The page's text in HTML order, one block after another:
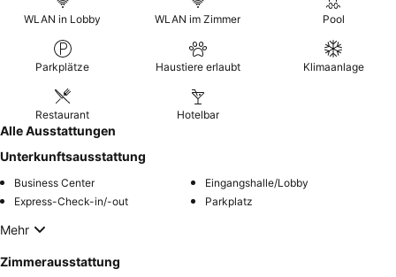
WLAN in Lobby WLAN im Zimmer Pool
Parkplätze Haustiere erlaubt Klimaanlage
Restaurant Hotelbar
Alle Ausstattungen
Unterkunftsausstattung
Business Center
Eingangshalle/Lobby
Express-Check-in/-out
Parkplatz
Mehr
Zimmerausstattung